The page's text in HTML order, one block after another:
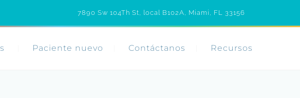
7890 Sw 104Th St, local B102A, Miami, FL 33156
Paciente nuevo Contáctanos Recursos